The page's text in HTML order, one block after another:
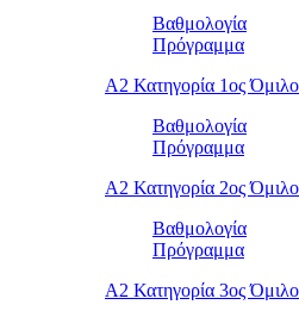
Βαθμολογία
Πρόγραμμα
Α2 Κατηγορία 1ος
Βαθμολογία
Πρόγραμμα
Α2 Κατηγορία 2ος
Βαθμολογία
Πρόγραμμα
Α2 Κατηγορία 3ος